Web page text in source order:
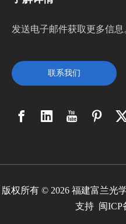
发送电子邮件获取更多信息
联系我们
版权所有 © 2026 福建富兰光
支持 闽ICP